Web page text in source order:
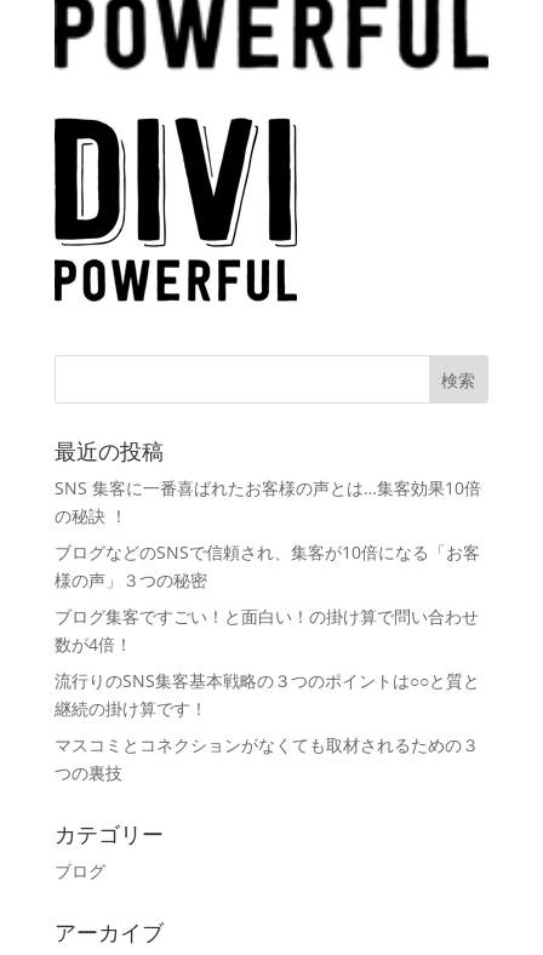
最近の投稿
SNS 集客に一番喜ばれたお客様の声とは…集客効果10倍
の秘訣 ！
ブログなどのSNSで信頼され、集客が10倍になる「お客
様の声」３つの秘密
ブログ集客ですごい！と面白い！の掛け算で問い合わせ
数が4倍！
流行りのSNS集客基本戦略の３つのポイントは○○と質と
継続の掛け算です！
マスコミとコネクションがなくても取材されるための３
つの裏技
カテゴリー
ブログ
アーカイブ